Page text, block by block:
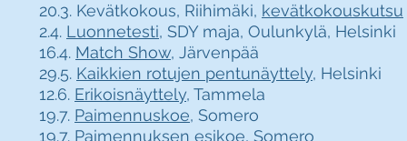
20.3. Kevätkokous, Riihimäki, kevätkokouskutsu
2.4. Luonnetesti, SDY maja, Oulunkylä, Helsinki
16.4. Match Show, Järvenpää
29.5. Kaikkien rotujen pentunäyttely, Helsinki
12.6. Erikoisnäyttely, Tammela
19.7. Paimennuskoe, Somero
19.7. Paimennuksen esikoe, Somero